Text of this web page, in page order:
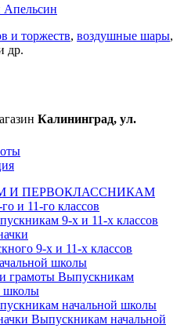
Апельсин
и торжеств, воздушные шары,
др.
Калининград, ул.
И ПЕРВОКЛАССНИКАМ
и 11-го классов
9-х и 11-х классов
9-х и 11-х классов
школы
грамоты Выпускникам
школы
начальной школы
Выпускникам начальной